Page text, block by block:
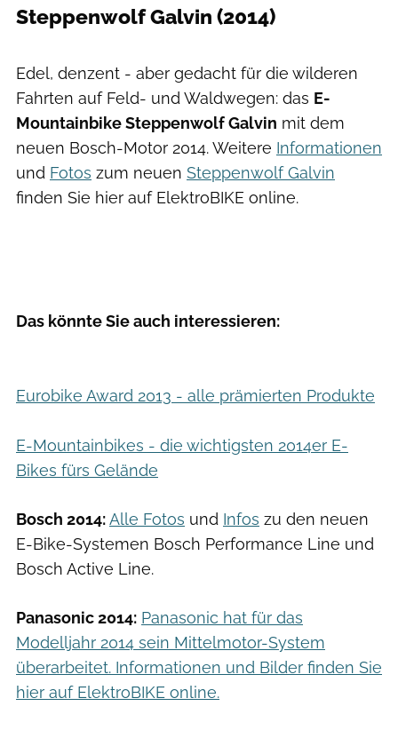
Steppenwolf Galvin (2014)
Edel, denzent - aber gedacht für die wilderen
Fahrten auf Feld- und Waldwegen: das E-
Mountainbike Steppenwolf Galvin mit dem
neuen Bosch-Motor 2014. Weitere Informationen
und Fotos zum neuen Steppenwolf Galvin
finden Sie hier auf ElektroBIKE online.
Das könnte Sie auch interessieren:
Eurobike Award 2013 - alle prämierten Produkte
E-Mountainbikes - die wichtigsten 2014er E-
Bikes fürs Gelände
Bosch 2014:Alle Fotos und Infos zu den neuen
E-Bike-Systemen Bosch Performance Line und
Bosch Active Line.
Panasonic 2014: Panasonic hat für das
Modelljahr 2014 sein Mittelmotor-System
überarbeitet. Informationen und Bilder finden Sie
hier auf ElektroBIKE online.